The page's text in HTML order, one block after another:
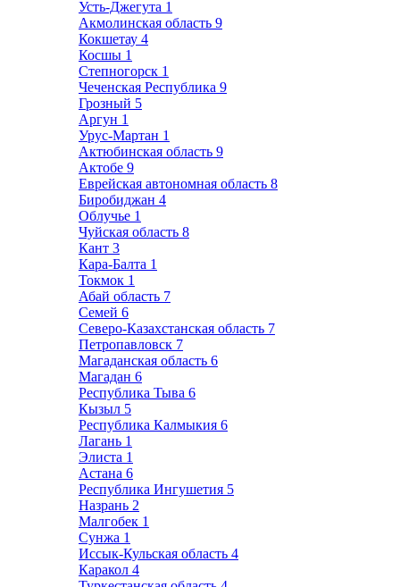
Усть-Джегута 1
Акмолинская область 9
Кокшетау 4
Косшы 1
Степногорск 1
Чеченская Республика 9
Грозный 5
Аргун 1
Урус-Мартан 1
Актюбинская область 9
Актобе 9
Еврейская автономная область 8
Биробиджан 4
Облучье 1
Чуйская область 8
Кант 3
Кара-Балта 1
Токмок 1
Абай область 7
Семей 6
Северо-Казахстанская область 7
Петропавловск 7
Магаданская область 6
Магадан 6
Республика Тыва 6
Кызыл 5
Республика Калмыкия 6
Лагань 1
Элиста 1
Астана 6
Республика Ингушетия 5
Назрань 2
Малгобек 1
Сунжа 1
Иссык-Кульская область 4
Каракол 4